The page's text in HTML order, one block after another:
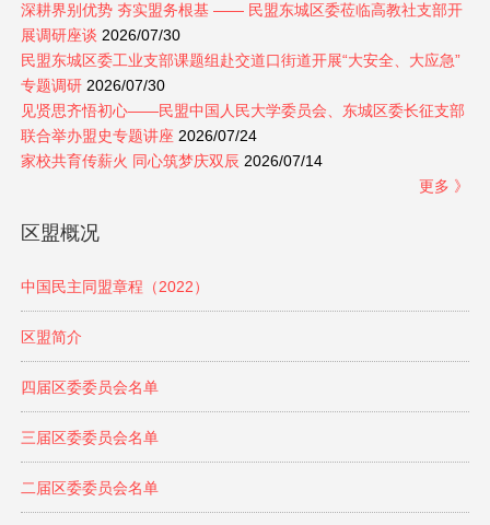
深耕界别优势 夯实盟务根基 —— 民盟东城区委莅临高教社支部开
展调研座谈 2026/07/30
民盟东城区委工业支部课题组赴交道口街道开展“大安全、大应急”
专题调研2026/07/30
见贤思齐悟初心——民盟中国人民大学委员会、东城区委长征支部
联合举办盟史专题讲座 2026/07/24
家校共育传薪火 同心筑梦庆双辰 2026/07/14
更多 》
区盟概况
中国民主同盟章程（2022）
区盟简介
四届区委委员会名单
三届区委委员会名单
二届区委委员会名单